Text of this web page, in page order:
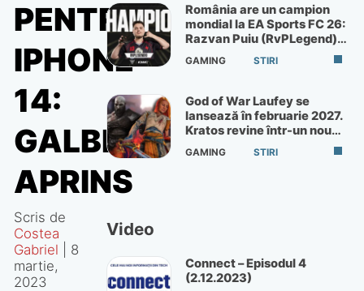
PENTRU
IPHONE
14:
GALBEN
APRINS
Scris de
Costea
Gabriel
8
martie,
2023
România are un campion
mondial la EA Sports FC 26:
Razvan Puiu (RvPLegend)
câștigă turneul de la Paris
GAMING STIRI
God of War Laufey se
lansează în februarie 2027.
Kratos revine într-un nou
God of War
GAMING STIRI
Video
Connect – Episodul 4
(2.12.2023)